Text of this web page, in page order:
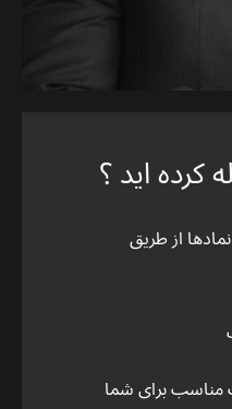
کرده اید ؟
از طریق
مناسب برای شما